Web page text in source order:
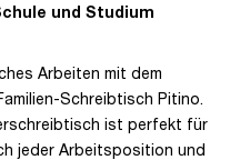
und Studium
Arbeiten mit dem
Schreibtisch Pitino.
ist perfekt für
jeder Arbeitsposition und